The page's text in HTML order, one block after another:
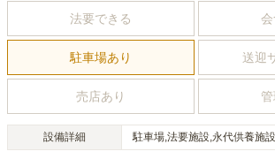
法要できる
駐車場あり 送迎
売店あり
設備詳細 駐車場,法要施設,永代供養施設